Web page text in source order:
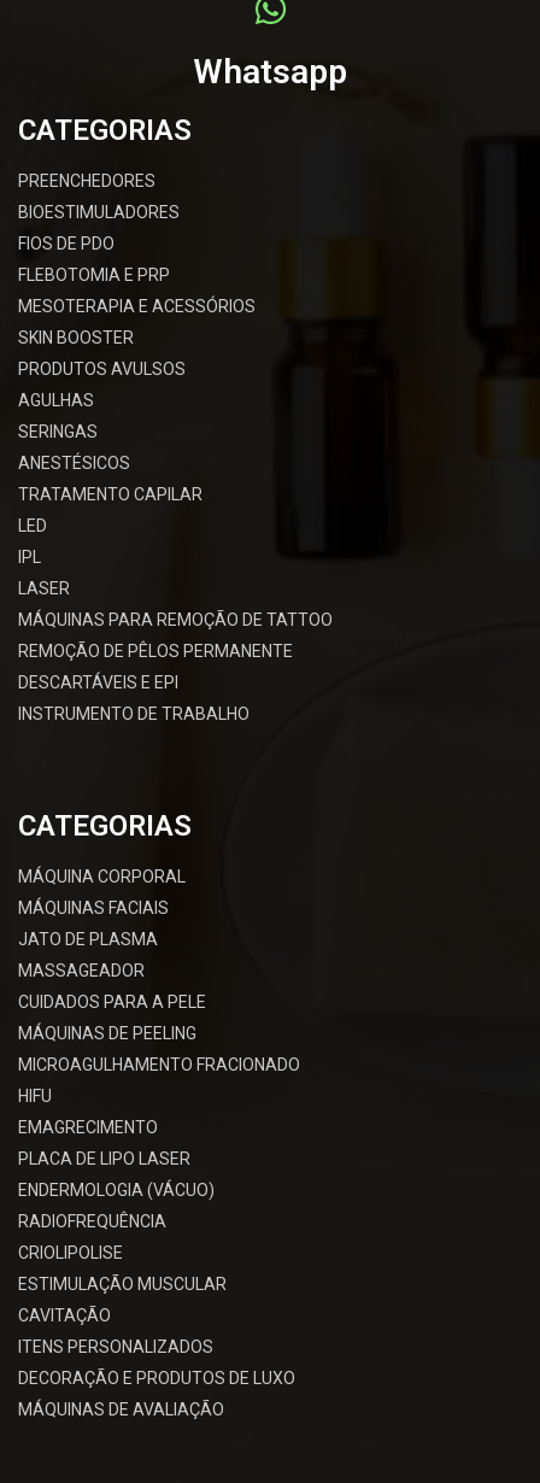
Whatsapp
CATEGORIAS
PREENCHEDORES
BIOESTIMULADORES
FIOS DE PDO
FLEBOTOMIA E PRP
MESOTERAPIA E ACESSÓRIOS
SKIN BOOSTER
PRODUTOS AVULSOS
AGULHAS
SERINGAS
ANESTÉSICOS
TRATAMENTO CAPILAR
LED
IPL
LASER
MÁQUINAS PARA REMOÇÃO DE TATTOO
REMOÇÃO DE PÊLOS PERMANENTE
DESCARTÁVEIS E EPI
INSTRUMENTO DE TRABALHO
CATEGORIAS
MÁQUINA CORPORAL
MÁQUINAS FACIAIS
JATO DE PLASMA
MASSAGEADOR
CUIDADOS PARA A PELE
MÁQUINAS DE PEELING
MICROAGULHAMENTO FRACIONADO
HIFU
EMAGRECIMENTO
PLACA DE LIPO LASER
ENDERMOLOGIA (VÁCUO)
RADIOFREQUÊNCIA
CRIOLIPOLISE
ESTIMULAÇÃO MUSCULAR
CAVITAÇÃO
ITENS PERSONALIZADOS
DECORAÇÃO E PRODUTOS DE LUXO
MÁQUINAS DE AVALIAÇÃO